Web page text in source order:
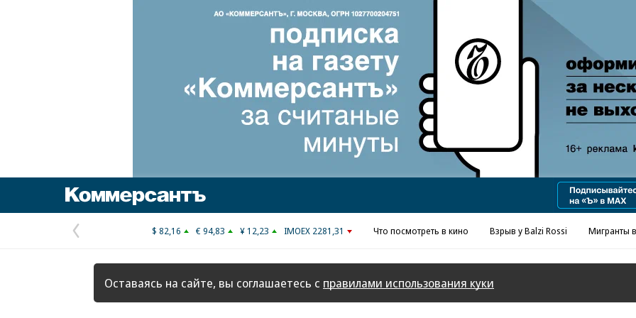
Реклама в «Ъ» www.kommersant.ru/ad
Предыдущая
страница
$ 82,16 € 94,83 ¥ 12,23 IMOEX 2281,31 Что посмотреть в кино Взрыв у Balzi Rossi Мигранты
Оставаясь на сайте, вы соглашаетесь с правилами использования куки